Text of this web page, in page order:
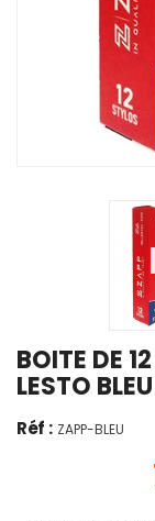
BOITE DE
LESTO BLEU
Réf : ZAPP-BLEU